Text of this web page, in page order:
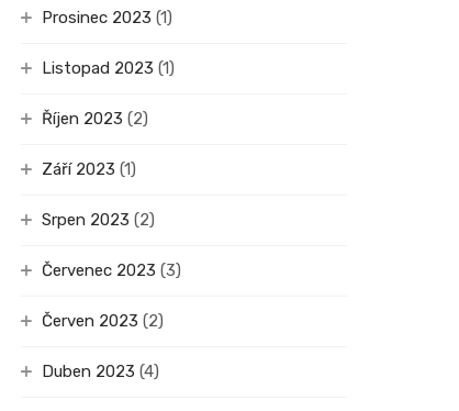
Prosinec 2023 (1)
Listopad 2023 (1)
Říjen 2023 (2)
Září 2023 (1)
Srpen 2023 (2)
Červenec 2023 (3)
Červen 2023 (2)
Duben 2023 (4)